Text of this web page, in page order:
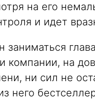
на его
и идет
компании, на
ни сил не
него